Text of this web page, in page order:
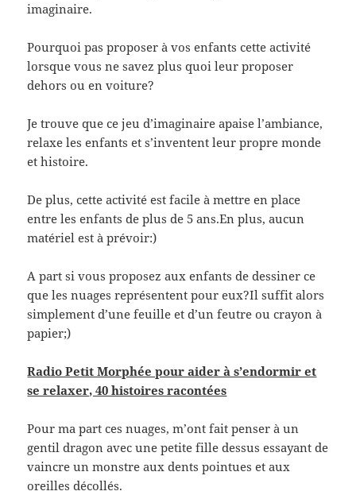
imaginaire.
Pourquoi pas proposer à vos enfants cette activité
lorsque vous ne savez plus quoi leur proposer
dehors ou en voiture?
Je trouve que ce jeu d’imaginaire apaise l’ambiance,
relaxe les enfants et s’inventent leur propre monde
et histoire.
De plus, cette activité est facile à mettre en place
entre les enfants de plus de 5 ans.En plus, aucun
matériel est à prévoir:)
A part si vous proposez aux enfants de dessiner ce
que les nuages représentent pour eux?Il suffit alors
simplement d’une feuille et d’un feutre ou crayon à
papier;)
Radio Petit Morphée pour aider à s’endormir et
se relaxer, 40 histoires racontées
Pour ma part ces nuages, m’ont fait penser à un
gentil dragon avec une petite fille dessus essayant de
vaincre un monstre aux dents pointues et aux
oreilles décollés.